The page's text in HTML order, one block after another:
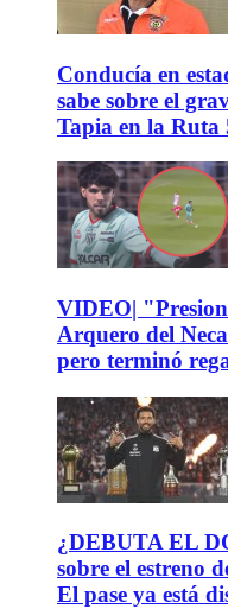
Conducía en
sabe sobre el
Tapia en la Ruta
VIDEO|
Arquero del
pero terminó
¿DEBUTA EL
sobre el estreno
El pase ya está